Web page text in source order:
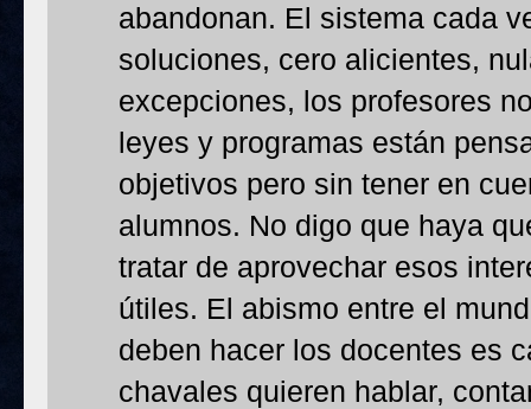
abandonan. El sistema cada
soluciones, cero alicientes,
excepciones, los profesores
leyes y programas están
objetivos pero sin tener en
alumnos. No digo que haya
tratar de aprovechar esos
útiles. El abismo entre el
deben hacer los docentes es
chavales quieren hablar,